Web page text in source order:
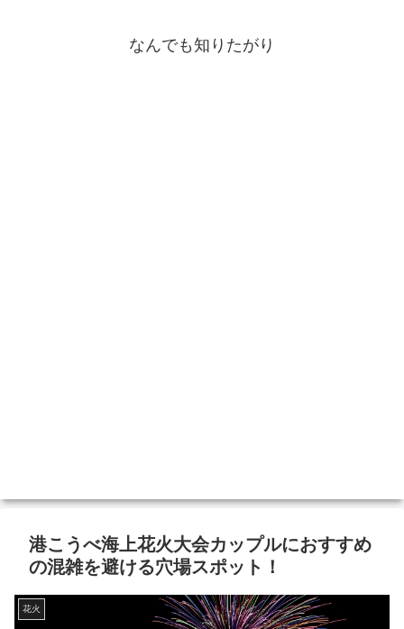
なんでも知りたがり
港こうべ海上花火大会カップルにおすすめ
の混雑を避ける穴場スポット！
花火